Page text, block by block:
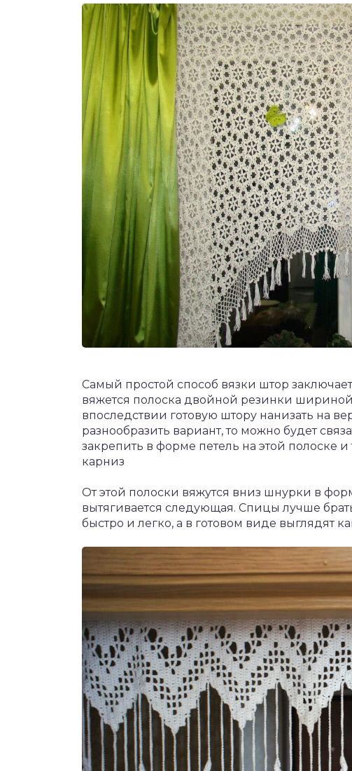
Самый простой способ вязки штор
вяжется полоска двойной резинки шириной
впоследствии готовую штору нанизать на
разнообразить вариант, то можно будет
закрепить в форме петель на этой полоске
карниз
От этой полоски вяжутся вниз шнурки в
вытягивается следующая. Спицы лучше
быстро и легко, а в готовом виде выглядят